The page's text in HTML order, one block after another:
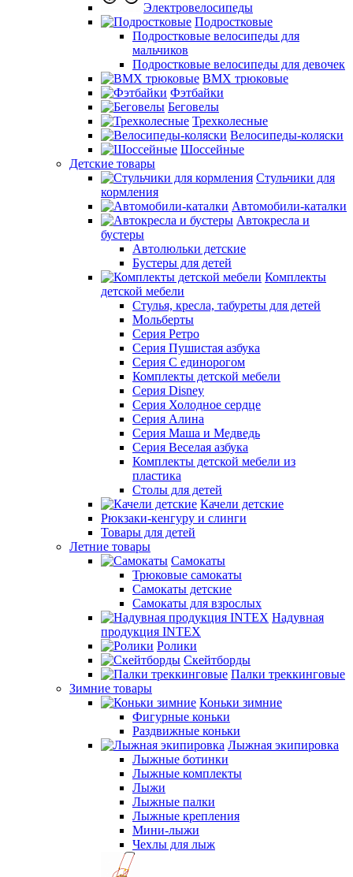
Электровелосипеды
Подростковые
Подростковые велосипеды для
мальчиков
Подростковые велосипеды для девочек
BMX трюковые
Фэтбайки
Беговелы
Трехколесные
Велосипеды-коляски
Шоссейные
Детские товары
Стульчики для
кормления
Автомобили-каталки
Автокресла и
бустеры
Автолюльки детские
Бустеры для детей
Комплекты
детской мебели
Стулья, кресла, табуреты для детей
Мольберты
Серия Ретро
Серия Пушистая азбука
Серия С единорогом
Комплекты детской мебели
Серия Disney
Серия Холодное сердце
Серия Алина
Серия Маша и Медведь
Серия Веселая азбука
Комплекты детской мебели из
пластика
Столы для детей
Качели детские
Рюкзаки-кенгуру и слинги
Товары для детей
Летние товары
Самокаты
Трюковые самокаты
Самокаты детские
Самокаты для взрослых
Надувная
продукция INTEX
Ролики
Скейтборды
Палки треккинговые
Зимние товары
Коньки зимние
Фигурные коньки
Раздвижные коньки
Лыжная экипировка
Лыжные ботинки
Лыжные комплекты
Лыжи
Лыжные палки
Лыжные крепления
Мини-лыжи
Чехлы для лыж